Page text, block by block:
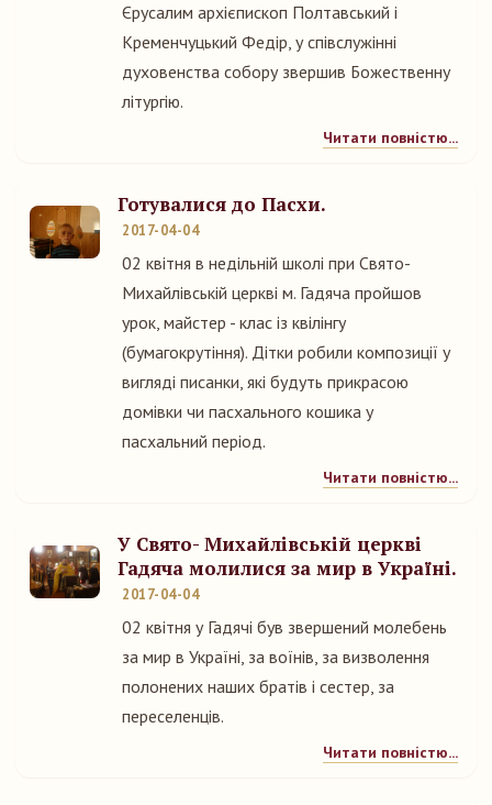
Єрусалим архієпископ Полтавський і
Кременчуцький Федір, у співслужінні
духовенства собору звершив Божественну
літургію.
Читати повністю...
Готувалися до Пасхи.
2017-04-04
02 квітня в недільній школі при Свято-
Михайлівській церкві м. Гадяча пройшов
урок, майстер - клас із квілінгу
(бумагокрутіння). Дітки робили композиції у
вигляді писанки, які будуть прикрасою
домівки чи пасхального кошика у
пасхальний період.
Читати повністю...
У Свято- Михайлівській церкві
Гадяча молилися за мир в Україні.
2017-04-04
02 квітня у Гадячі був звершений молебень
за мир в Україні, за воїнів, за визволення
полонених наших братів і сестер, за
переселенців.
Читати повністю...